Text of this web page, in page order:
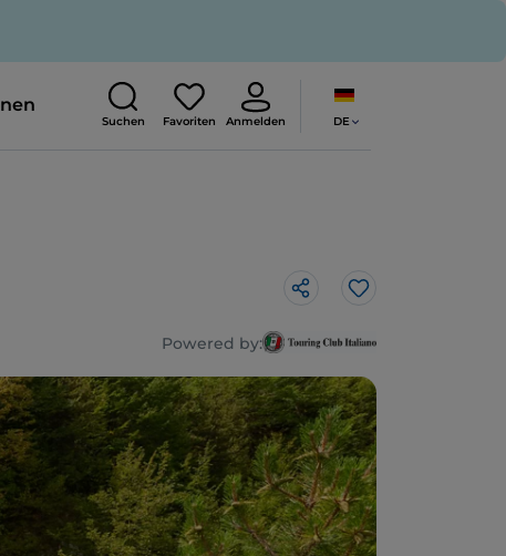
Suchen Favoriten Anmelden DE
Like
Powered by: